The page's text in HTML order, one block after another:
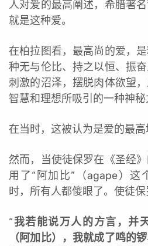
人对爱的最高阐述，希腊著
就是这种爱。
在柏拉图看，最高尚的爱，
种无与伦比、持之以恒、振
刺激的沼泽，摆脱肉体欲望
智慧和理想所吸引的一种神秘
在当时，这被认为是爱的最高
然而，当使徒保罗在《圣经
用了“阿加比”（agape）这
时，所有人都傻眼了。使徒保
“我若能说万人的方言，并
（阿加比），我就成了鸣的